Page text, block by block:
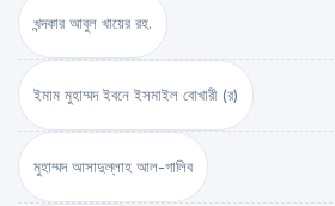
খন্দকার আবুল খায়ের রহ.
ইমাম মুহাম্মদ ইবনে ইসমাইল বোখারী (র)
মুহাম্মদ আসাদুল্লাহ আল-গালিব